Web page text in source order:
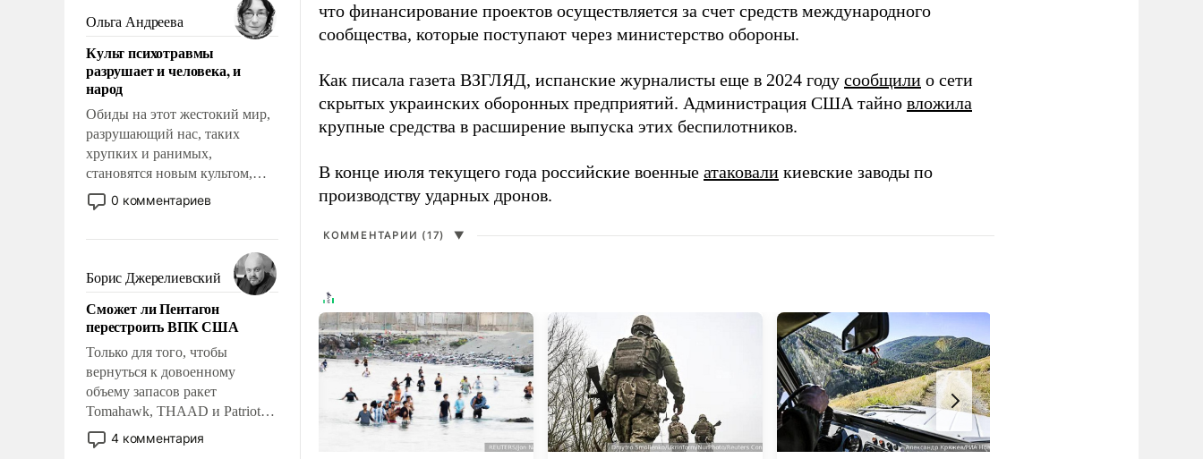
Ольга Андреева
Культ психотравмы
разрушает и человека, и
народ
Обиды на этот жестокий мир,
разрушающий нас, таких
хрупких и ранимых,
становятся новым культом,
постепенно вытесняя и
отменяя традиционное
мужественным и твердым под
ударами судьбы, брать на себя
ответственность, помогать
слабым, идти вперед и
адаптироваться.
0 комментариев
Борис Джерелиевский
Сможет ли Пентагон
перестроить ВПК США
Только для того, чтобы
вернуться к довоенному
объему запасов ракет
Tomahawk, THAAD и Patriot
США потребуется более трех
лет. Даже небольшая война с
4 комментария
что финансирование проектов осуществляется за счет средств международного
сообщества, которые поступают через министерство обороны.
Как писала газета ВЗГЛЯД, испанские журналисты еще в 2024 году сообщили о сети
скрытых украинских оборонных предприятий. Администрация США тайно вложила
крупные средства в расширение выпуска этих беспилотников.
В конце июля текущего года российские военные атаковали киевские заводы по
производству ударных дронов.
КОММЕНТАРИИ (17) ▼